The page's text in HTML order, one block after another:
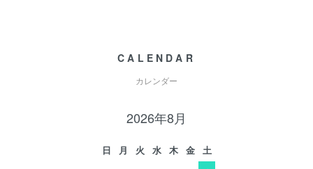
CALENDAR
カレンダー
2026年8月
日 月 火 水 木 金
土